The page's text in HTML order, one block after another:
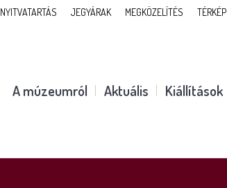
NYITVATARTÁS JEGYÁRAK MEGKÖZELÍTÉS TÉRKÉP
A múzeumról Aktuális Kiállítások